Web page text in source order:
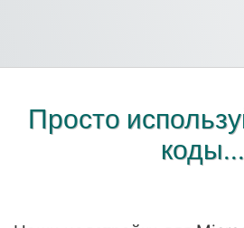
Просто
коды...